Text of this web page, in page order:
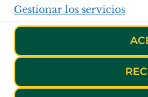
Gestionar los servicios
trabajo a principios
con más detalles que
Ciudadana serán
puesto de trabajo,
Comisión de